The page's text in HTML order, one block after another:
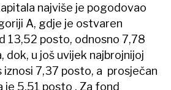
najviše je pogodovao
A, gdje je ostvaren
13,52 posto, odnosno 7,78
dok, u još uvijek najbrojnijoj
7,37 posto, a prosječan
je 5,51 posto . Za fond